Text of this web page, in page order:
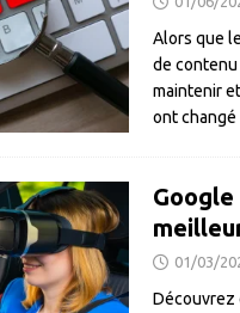
Alors que
de contenu
maintenir
ont changé
01/03/
Découvrez